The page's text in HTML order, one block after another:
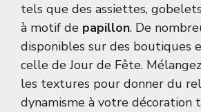
tels que des assiettes,
à motif de papillon. De
disponibles sur des boutiques
celle deJour de Fête.
les textures pour donner du
dynamisme à votre décoration